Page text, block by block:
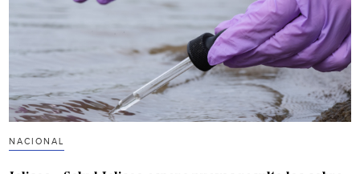
NACIONAL